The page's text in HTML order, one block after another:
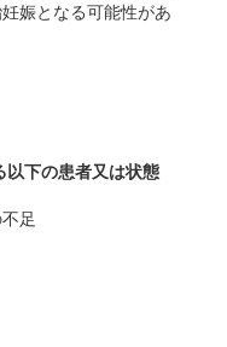
娠となる可能性があ
下の患者又は状態
足